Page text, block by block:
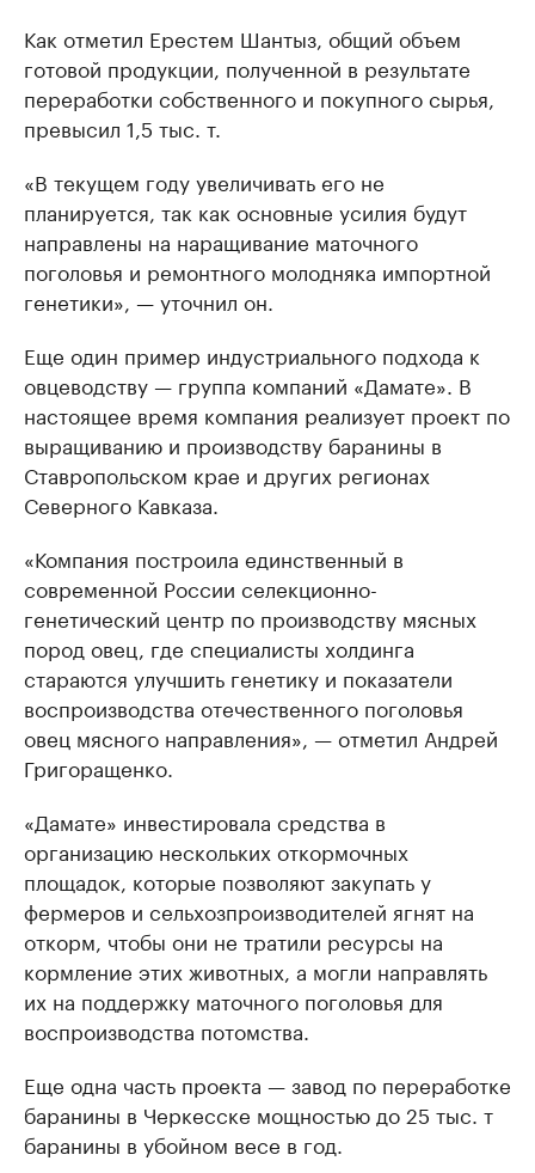
Как отметил Ерестем Шантыз, общий объем
готовой продукции, полученной в результате
переработки собственного и покупного сырья,
превысил 1,5 тыс. т.
«В текущем году увеличивать его не
планируется, так как основные усилия будут
направлены на наращивание маточного
поголовья и ремонтного молодняка импортной
генетики», — уточнил он.
Еще один пример индустриального подхода к
овцеводству — группа компаний «Дамате». В
настоящее время компания реализует проект по
выращиванию и производству баранины в
Ставропольском крае и других регионах
Северного Кавказа.
«Компания построила единственный в
современной России селекционно-
генетический центр по производству мясных
пород овец, где специалисты холдинга
стараются улучшить генетику и показатели
воспроизводства отечественного поголовья
овец мясного направления», — отметил Андрей
Григоращенко.
«Дамате» инвестировала средства в
организацию нескольких откормочных
площадок, которые позволяют закупать у
фермеров и сельхозпроизводителей ягнят на
откорм, чтобы они не тратили ресурсы на
кормление этих животных, а могли направлять
их на поддержку маточного поголовья для
воспроизводства потомства.
Еще одна часть проекта — завод по переработке
баранины в Черкесске мощностью до 25 тыс. т
баранины в убойном весе в год.